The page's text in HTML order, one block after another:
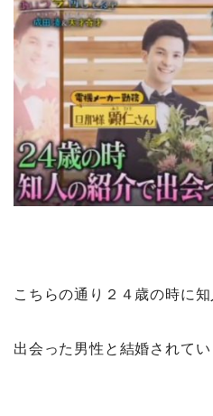
こちらの通り２４歳の時に
出会った男性と結婚されてい